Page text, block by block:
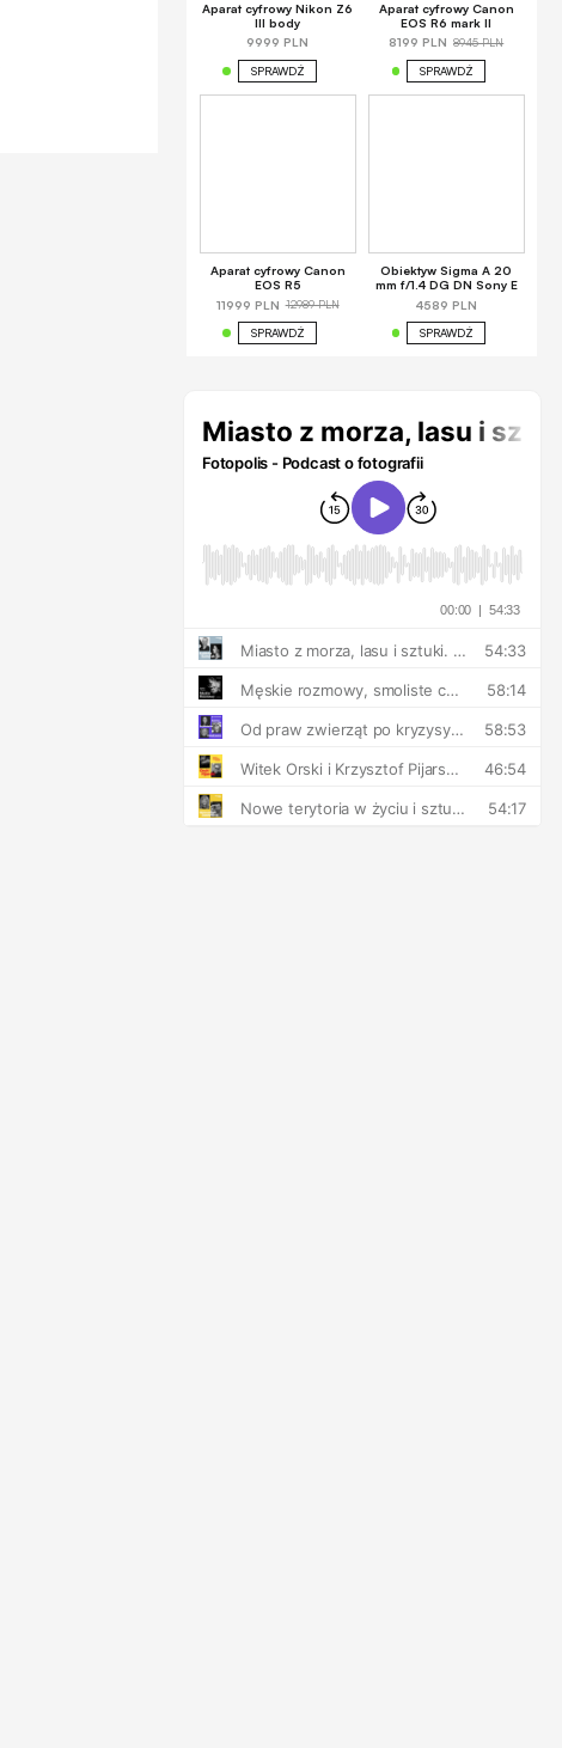
Aparat cyfrowy Nikon Z6
III body
9999 PLN
SPRAWDŹ
Aparat cyfrowy Canon
EOS R6 mark II
8199 PLN 8945 PLN
SPRAWDŹ
Aparat cyfrowy Canon
EOS R5
11999 PLN 12989 PLN
SPRAWDŹ
Obiektyw Sigma A 20
mm f/1.4 DG DN Sony E
4589 PLN
SPRAWDŹ